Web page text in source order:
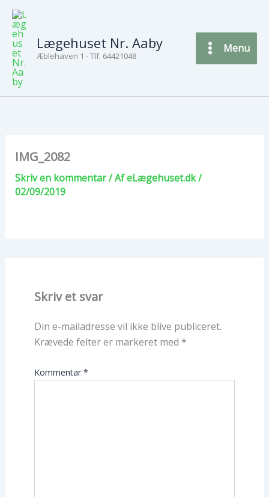
indholdetLægehuset Nr. Aaby
Æblehaven 1 - Tlf. 64421048
Menu
IMG_2082
Skriv en kommentar/ AfeLægehuset.dk/
02/09/2019
Skriv et svar
Din e-mailadresse vil ikke blive publiceret.
Krævede felter er markeret med *
Kommentar *